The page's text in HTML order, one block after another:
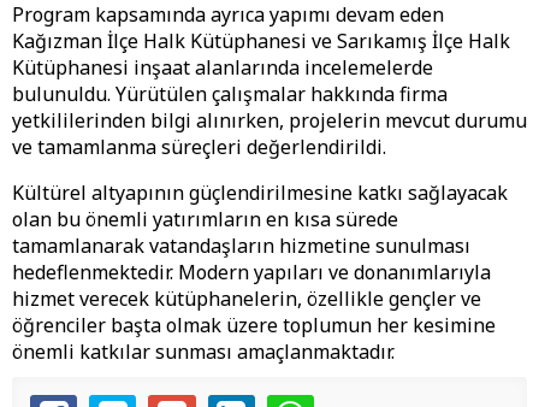
Program kapsamında ayrıca yapımı devam eden
Kağızman İlçe Halk Kütüphanesi ve Sarıkamış İlçe Halk
Kütüphanesi inşaat alanlarında incelemelerde
bulunuldu. Yürütülen çalışmalar hakkında firma
yetkililerinden bilgi alınırken, projelerin mevcut durumu
ve tamamlanma süreçleri değerlendirildi.
Kültürel altyapının güçlendirilmesine katkı sağlayacak
olan bu önemli yatırımların en kısa sürede
tamamlanarak vatandaşların hizmetine sunulması
hedeflenmektedir. Modern yapıları ve donanımlarıyla
hizmet verecek kütüphanelerin, özellikle gençler ve
öğrenciler başta olmak üzere toplumun her kesimine
önemli katkılar sunması amaçlanmaktadır.